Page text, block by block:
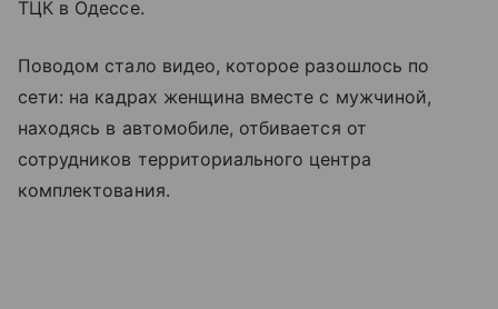
ТЦК в Одессе.
Поводом стало видео, которое разошлось по
сети: на кадрах женщина вместе с мужчиной,
находясь в автомобиле, отбивается от
сотрудников территориального центра
комплектования.